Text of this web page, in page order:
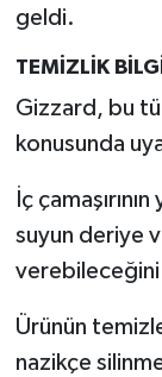
geldi.
TEMİZLİK
Gizzard, bu
konusunda
İç
suyun deriye
verebileceğini
Ürünün
nazikçe